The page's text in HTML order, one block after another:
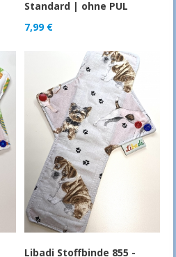
Standard | ohne PUL
7,99 €
Libadi Stoffbinde 855 -